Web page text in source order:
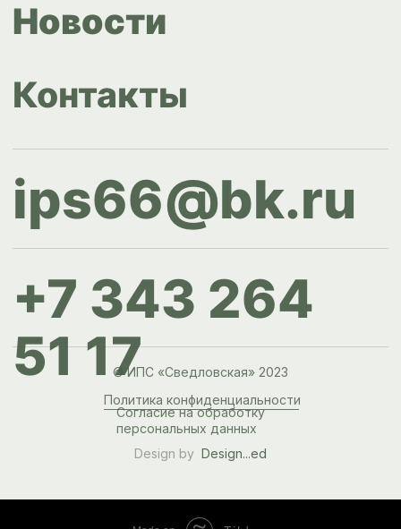
Design...ed
Design by